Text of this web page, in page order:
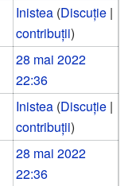
Inistea (Discuție |
contribuții)
28 mai 2022
22:36
Inistea (Discuție |
contribuții)
28 mai 2022
22:36